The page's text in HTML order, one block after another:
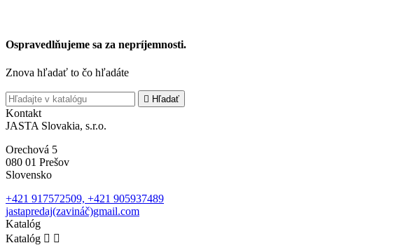
Ospravedlňujeme sa za nepríjemnosti.
Znova hľadať to čo hľadáte
 Hľadať
Kontakt
JASTA Slovakia, s.r.o.
Orechová 5
080 01 Prešov
Slovensko
+421 917572509, +421 905937489
jastapredaj(zavináč)gmail.com
Katalóg
Katalóg  